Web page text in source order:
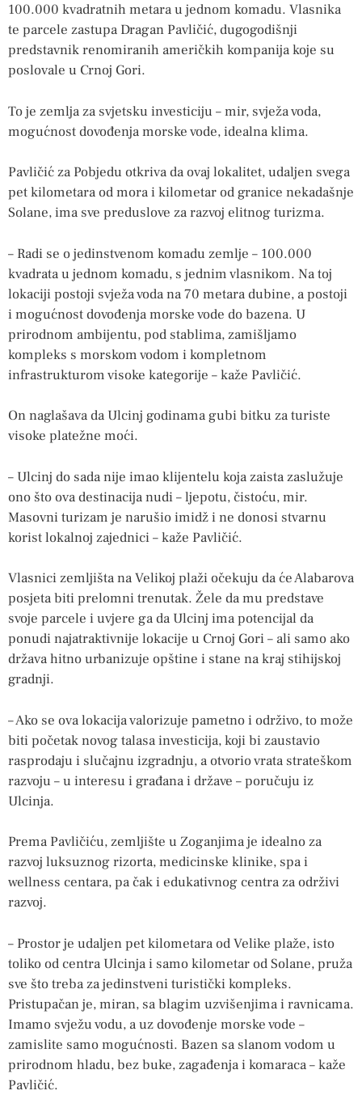
100.000 kvadratnih metara u jednom komadu. Vlasnika
te parcele zastupa Dragan Pavličić, dugogodišnji
predstavnik renomiranih američkih kompanija koje su
poslovale u Crnoj Gori.
To je zemlja za svjetsku investiciju – mir, svježa voda,
mogućnost dovođenja morske vode, idealna klima.
Pavličić za Pobjedu otkriva da ovaj lokalitet, udaljen svega
pet kilometara od mora i kilometar od granice nekadašnje
Solane, ima sve preduslove za razvoj elitnog turizma.
– Radi se o jedinstvenom komadu zemlje – 100.000
kvadrata u jednom komadu, s jednim vlasnikom. Na toj
lokaciji postoji svježa voda na 70 metara dubine, a postoji
i mogućnost dovođenja morske vode do bazena. U
prirodnom ambijentu, pod stablima, zamišljamo
kompleks s morskom vodom i kompletnom
infrastrukturom visoke kategorije – kaže Pavličić.
On naglašava da Ulcinj godinama gubi bitku za turiste
visoke platežne moći.
– Ulcinj do sada nije imao klijentelu koja zaista zaslužuje
ono što ova destinacija nudi – ljepotu, čistoću, mir.
Masovni turizam je narušio imidž i ne donosi stvarnu
korist lokalnoj zajednici – kaže Pavličić.
Vlasnici zemljišta na Velikoj plaži očekuju da će Alabarova
posjeta biti prelomni trenutak. Žele da mu predstave
svoje parcele i uvjere ga da Ulcinj ima potencijal da
ponudi najatraktivnije lokacije u Crnoj Gori – ali samo ako
država hitno urbanizuje opštine i stane na kraj stihijskoj
gradnji.
– Ako se ova lokacija valorizuje pametno i održivo, to može
biti početak novog talasa investicija, koji bi zaustavio
rasprodaju i slučajnu izgradnju, a otvorio vrata strateškom
razvoju – u interesu i građana i države – poručuju iz
Ulcinja.
Prema Pavličiću, zemljište u Zoganjima je idealno za
razvoj luksuznog rizorta, medicinske klinike, spa i
wellness centara, pa čak i edukativnog centra za održivi
razvoj.
– Prostor je udaljen pet kilometara od Velike plaže, isto
toliko od centra Ulcinja i samo kilometar od Solane, pruža
sve što treba za jedinstveni turistički kompleks.
Pristupačan je, miran, sa blagim uzvišenjima i ravnicama.
Imamo svježu vodu, a uz dovođenje morske vode –
zamislite samo mogućnosti. Bazen sa slanom vodom u
prirodnom hladu, bez buke, zagađenja i komaraca – kaže
Pavličić.